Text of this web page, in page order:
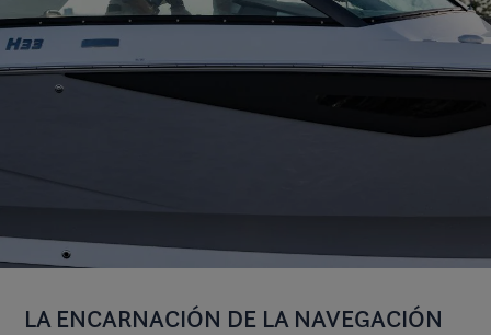
LA ENCARNACIÓN DE LA NAVEGACIÓN